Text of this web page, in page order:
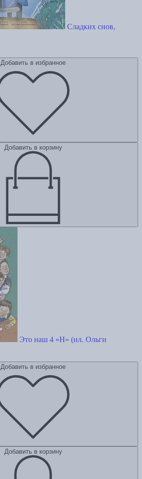
Сладких снов,
Добавить в избранное
Добавить в корзину
Это наш 4 «Н» (ил. Ольги
Добавить в избранное
Добавить в корзину